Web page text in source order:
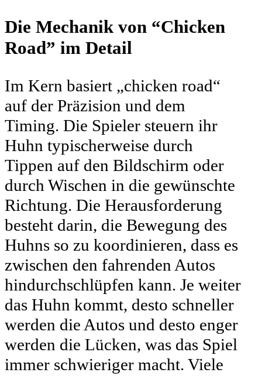
Die Mechanik von “Chicken
Road” im Detail
Im Kern basiert „chicken road“
auf der Präzision und dem
Timing. Die Spieler steuern ihr
Huhn typischerweise durch
Tippen auf den Bildschirm oder
durch Wischen in die gewünschte
Richtung. Die Herausforderung
besteht darin, die Bewegung des
Huhns so zu koordinieren, dass es
zwischen den fahrenden Autos
hindurchschlüpfen kann. Je weiter
das Huhn kommt, desto schneller
werden die Autos und desto enger
werden die Lücken, was das Spiel
immer schwieriger macht. Viele